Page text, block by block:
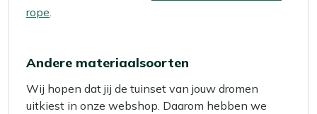
rope.
Andere materiaalsoorten
Wij hopen dat jij de tuinset van jouw dromen
uitkiest in onze webshop. Daarom hebben we